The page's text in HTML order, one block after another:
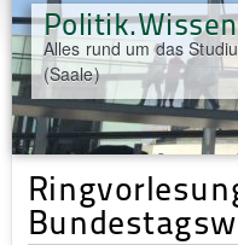
Alles rund um das
(Saale)